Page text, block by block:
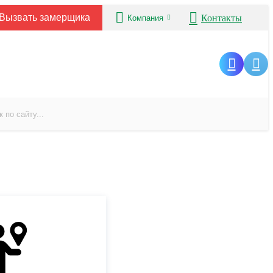
Вызвать замерщика Компания Контакты